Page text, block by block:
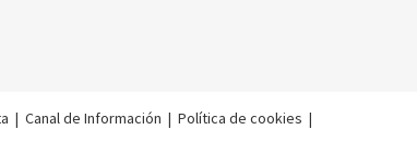
| Canal de Información | Política de cookies |